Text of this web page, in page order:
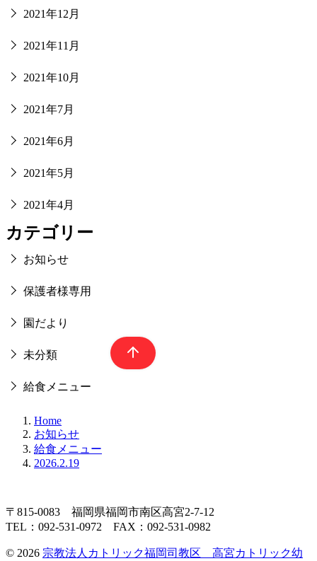
2021年12月
2021年11月
2021年10月
2021年7月
2021年6月
2021年5月
2021年4月
カテゴリー
お知らせ
保護者様専用
園だより
未分類
給食メニュー
Home
お知らせ
給食メニュー
2026.2.19
〒815-0083 福岡県福岡市南区高宮2-7-12
TEL：092-531-0972 FAX：092-531-0982
© 2026 宗教法人カトリック福岡司教区 高宮カトリック幼